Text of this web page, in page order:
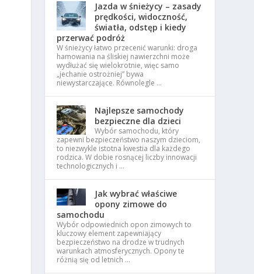
Jazda w śnieżycy – zasady
prędkości, widoczność,
światła, odstęp i kiedy
przerwać podróż
W śnieżycy łatwo przecenić warunki: droga
hamowania na śliskiej nawierzchni może
wydłużać się wielokrotnie, więc samo
„jechanie ostrożniej” bywa
niewystarczające. Równolegle …
Najlepsze samochody
bezpieczne dla dzieci
Wybór samochodu, który
zapewni bezpieczeństwo naszym dzieciom,
to niezwykle istotna kwestia dla każdego
rodzica. W dobie rosnącej liczby innowacji
technologicznych i …
Jak wybrać właściwe
opony zimowe do
samochodu
Wybór odpowiednich opon zimowych to
kluczowy element zapewniający
bezpieczeństwo na drodze w trudnych
warunkach atmosferycznych. Opony te
różnią się od letnich …